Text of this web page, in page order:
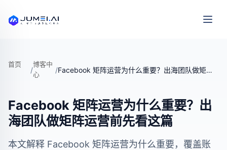
首页
/
博客中
心
/ Facebook 矩阵运营为什么重要？出海团队做矩阵运营前先看这篇
Facebook 矩阵运营为什么重要？出
海团队做矩阵运营前先看这篇
本文解释 Facebook 矩阵运营为什么重要，覆盖账